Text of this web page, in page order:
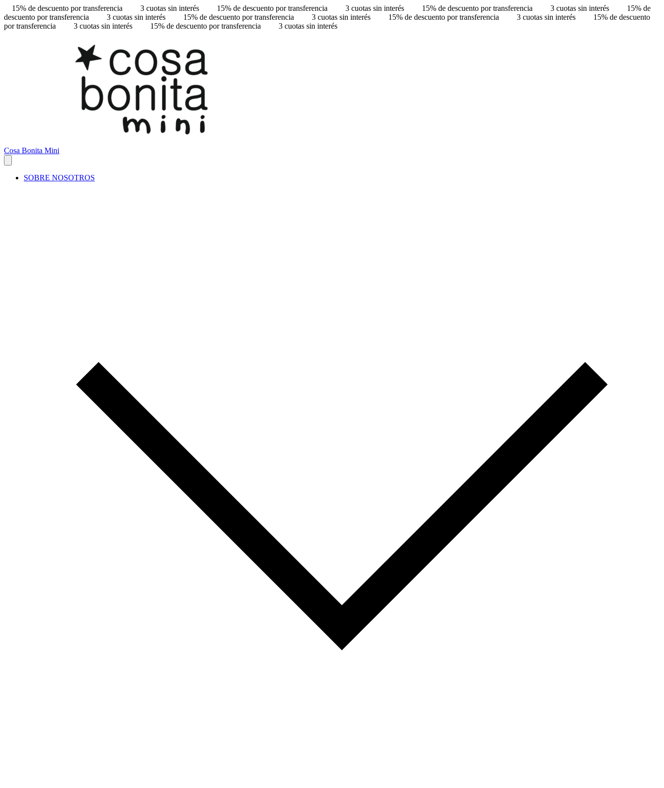
15% de descuento por transferencia 3 cuotas sin interés 15% de descuento por transferencia 3 cuotas sin interés 15% de descuento por transferencia 3 cuotas sin interés
15% de
descuento por transferencia
3 cuotas sin interés 15% de descuento por transferencia 3 cuotas sin interés 15% de descuento por transferencia 3 cuotas sin interés
15% de descuento
por transferencia
3 cuotas sin interés 15% de descuento por transferencia 3 cuotas sin interés
Cosa Bonita Mini
SOBRE NOSOTROS